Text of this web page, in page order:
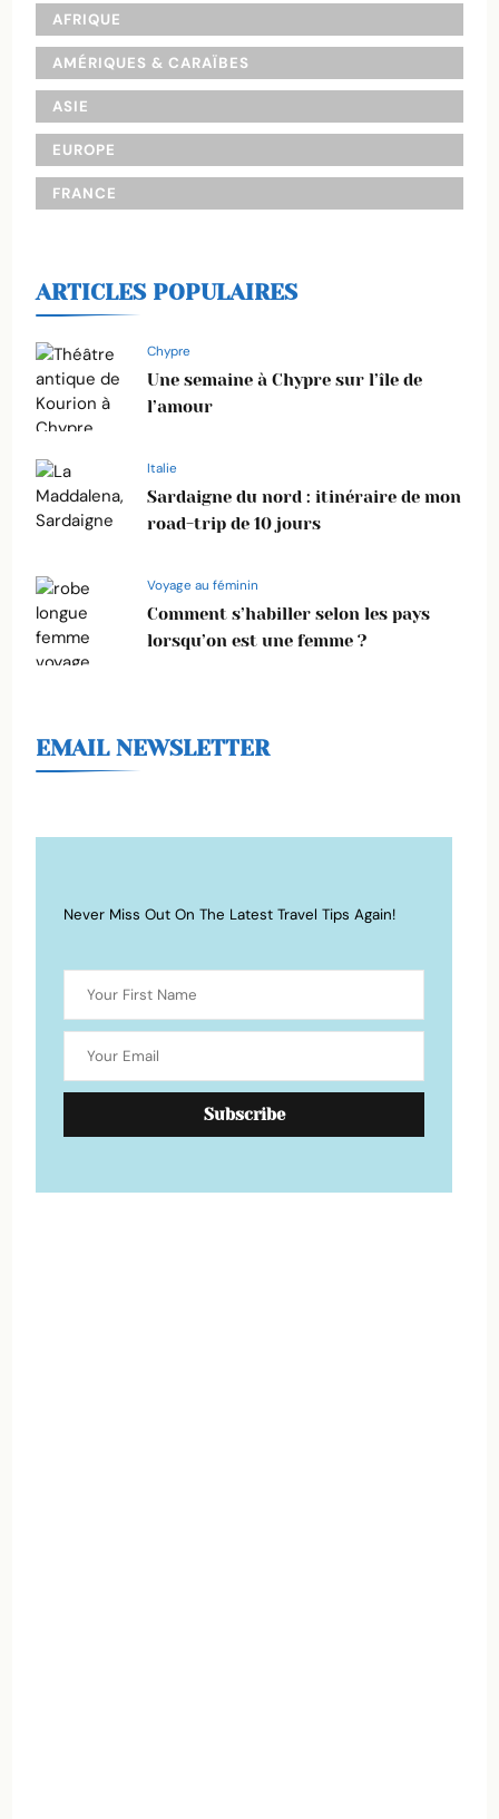
AFRIQUE
AMÉRIQUES & CARAÏBES
ASIE
EUROPE
FRANCE
ARTICLES POPULAIRES
Chypre
Une semaine à Chypre sur l’île de
l’amour
Italie
Sardaigne du nord : itinéraire de mon
road-trip de 10 jours
Voyage au féminin
Comment s’habiller selon les pays
lorsqu’on est une femme ?
EMAIL NEWSLETTER
Never Miss Out On The Latest Travel Tips Again!